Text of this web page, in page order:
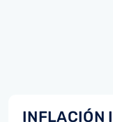
INFLACIÓN